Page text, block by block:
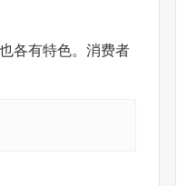
各有特色。消费者